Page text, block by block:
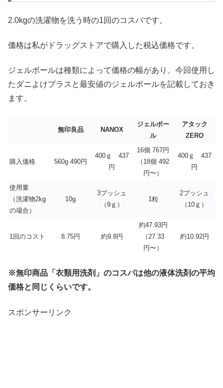
2.0kgの洗濯物を洗う時の1回のコスパです。
価格は私がドラッグストアで購入した税込価格です。
ジェルボールは種類によって価格の幅があり、今回使用し
たダニよけプラスと最安値のジェルボールを記載しておき
ます。
無印良品 NANOX
ジェルボー
ル
アタック
ZERO
購入価格 560g 490円
400ｇ 437
円
16個 767円
（18個 492
円〜）
400ｇ 437
円
使用量
（洗濯物2kg
の場合）
10g
3プッシュ
（9ｇ）
1粒
2プッシュ
（10ｇ）
1回のコスト 8.75円 約9.8円
約47.93円
（27.33
円〜）
約10.92円
※無印商品「衣類用洗剤」のコスパは他の液体洗剤の平均
価格と同じくらいです。
スポンサーリンク